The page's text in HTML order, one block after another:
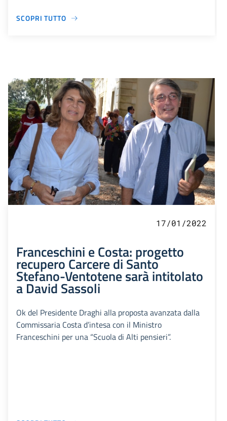
SCOPRI TUTTO
17/01/2022
Franceschini e Costa: progetto
recupero Carcere di Santo
Stefano-Ventotene sarà intitolato
a David Sassoli
Ok del Presidente Draghi alla proposta avanzata dalla
Commissaria Costa d’intesa con il Ministro
Franceschini per una “Scuola di Alti pensieri”.